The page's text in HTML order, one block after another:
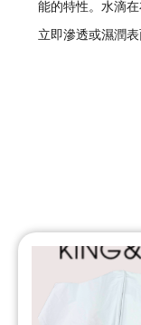
能的特性。水滴
立即滲透或濕潤表